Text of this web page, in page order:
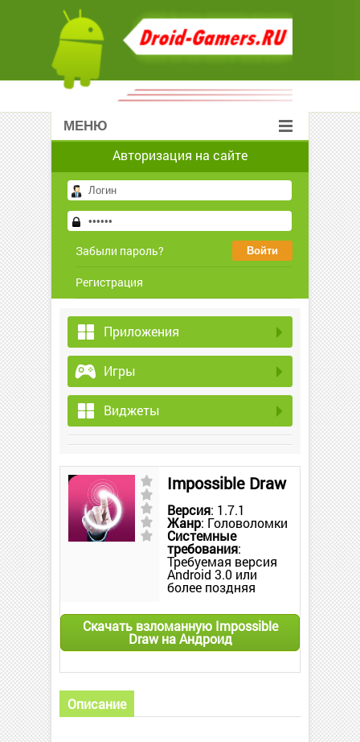
МЕНЮ
Авторизация на сайте
Забыли пароль?
Регистрация
Приложения
Игры
Виджеты
Impossible Draw
Версия: 1.7.1
Жанр: Головоломки
Системные
требования:
Требуемая версия
Android 3.0 или
более поздняя
Скачать взломанную Impossible
Draw на Андроид
Описание